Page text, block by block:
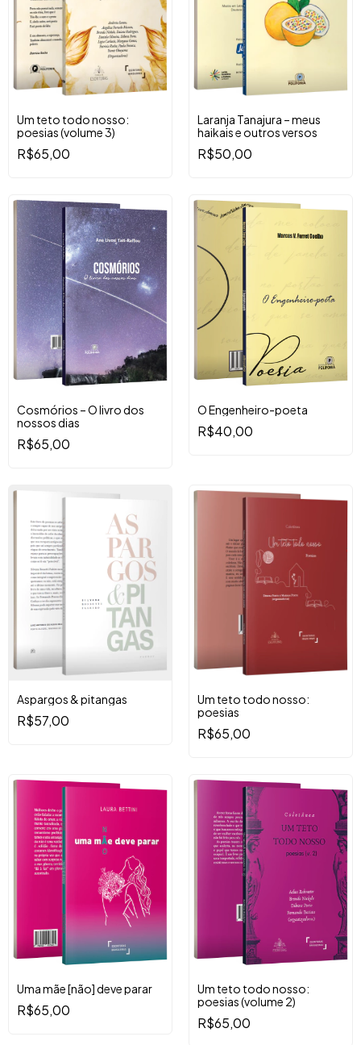
Um teto todo nosso:
poesias (volume 3)
R$65,00
Laranja Tanajura – meus
haikais e outros versos
R$50,00
Cosmórios – O livro dos
nossos dias
R$65,00
O Engenheiro-poeta
R$40,00
Aspargos & pitangas
R$57,00
Um teto todo nosso:
poesias
R$65,00
Uma mãe [não] deve parar
R$65,00
Um teto todo nosso:
poesias (volume 2)
R$65,00